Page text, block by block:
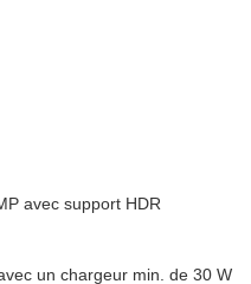
avec support HDR
un chargeur min. de 30 W